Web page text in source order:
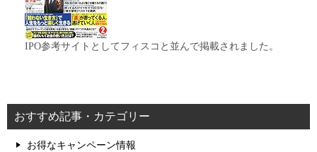
IPO参考サイトとしてフィスコと並んで掲載されました。
おすすめ記事・カテゴリー
お得なキャンペーン情報